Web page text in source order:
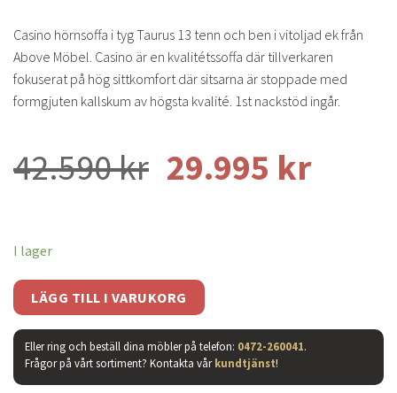
Casino hörnsoffa i tyg Taurus 13 tenn och ben i vitoljad ek från
Above Möbel. Casino är en kvalitétssoffa där tillverkaren
fokuserat på hög sittkomfort där sitsarna är stoppade med
formgjuten kallskum av högsta kvalité. 1st nackstöd ingår.
42.590kr Det
var:
42.590 kr.
29.995 krDet
I lager
LÄGG TILL I VARUKORG
Eller ring och beställ dina möbler på telefon: 0472-260041.
Frågor på vårt sortiment? Kontakta vårkundtjänst!